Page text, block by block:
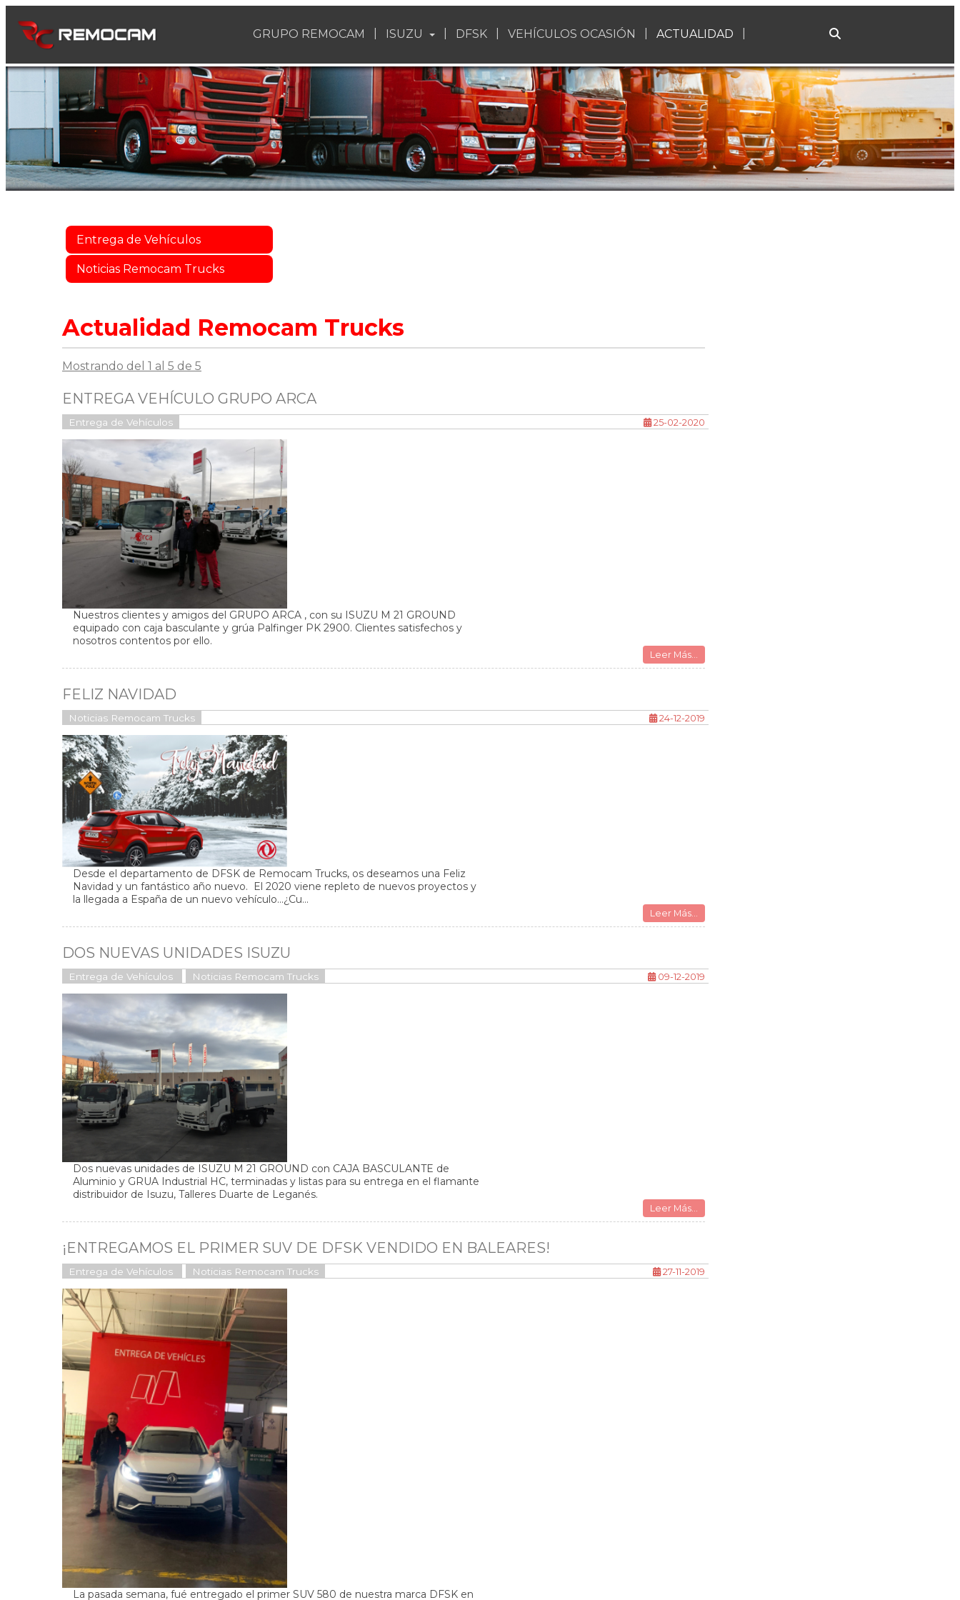
GRUPO REMOCAM ISUZU DFSK VEHÍCULOS OCASIÓN ACTUALIDAD
Entrega de Vehículos
Noticias Remocam Trucks
Actualidad Remocam Trucks
Mostrando del 1 al 5 de 5
ENTREGA VEHÍCULO GRUPO ARCA
Entrega de Vehículos 25-02-2020
Nuestros clientes y amigos del GRUPO ARCA , con su ISUZU M 21 GROUND
equipado con caja basculante y grúa Palfinger PK 2900. Clientes satisfechos y
nosotros contentos por ello.
Leer Más...
FELIZ NAVIDAD
Noticias Remocam Trucks 24-12-2019
Desde el departamento de DFSK de Remocam Trucks, os deseamos una Feliz
Navidad y un fantástico año nuevo. El 2020 viene repleto de nuevos proyectos y
la llegada a España de un nuevo vehículo...¿Cu...
Leer Más...
DOS NUEVAS UNIDADES ISUZU
Entrega de Vehículos Noticias Remocam Trucks 09-12-2019
Dos nuevas unidades de ISUZU M 21 GROUND con CAJA BASCULANTE de
Aluminio y GRUA Industrial HC, terminadas y listas para su entrega en el flamante
distribuidor de Isuzu, Talleres Duarte de Leganés.
Leer Más...
¡ENTREGAMOS EL PRIMER SUV DE DFSK VENDIDO EN BALEARES!
Entrega de Vehículos Noticias Remocam Trucks 27-11-2019
La pasada semana, fué entregado el primer SUV 580 de nuestra marca DFSK en